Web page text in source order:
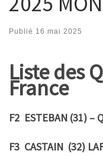
Publié 16 mai 2025
Liste des
France
F2 ESTEBAN (31) –
F3 CASTAIN (32)